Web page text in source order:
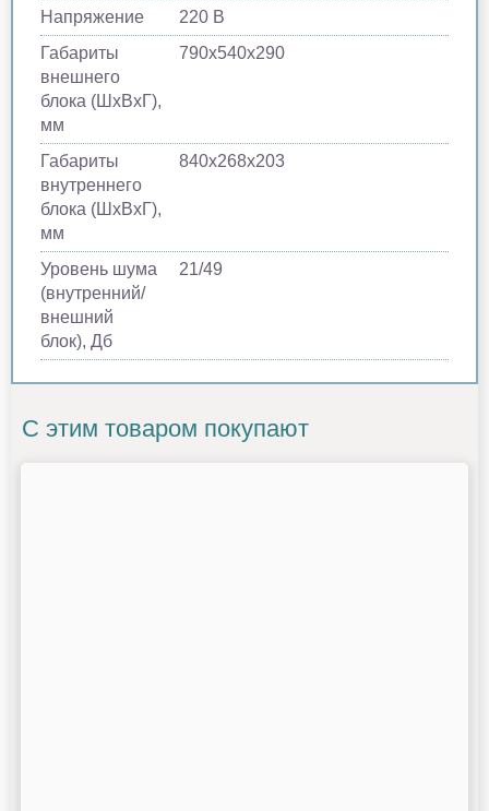
Напряжение
220 В
Габариты
внешнего
блока (ШхВхГ),
мм
790х540х290
Габариты
внутреннего
блока (ШхВхГ),
мм
840х268х203
Уровень шума
(внутренний/
внешний
блок), Дб
21/49
С этим товаром покупают